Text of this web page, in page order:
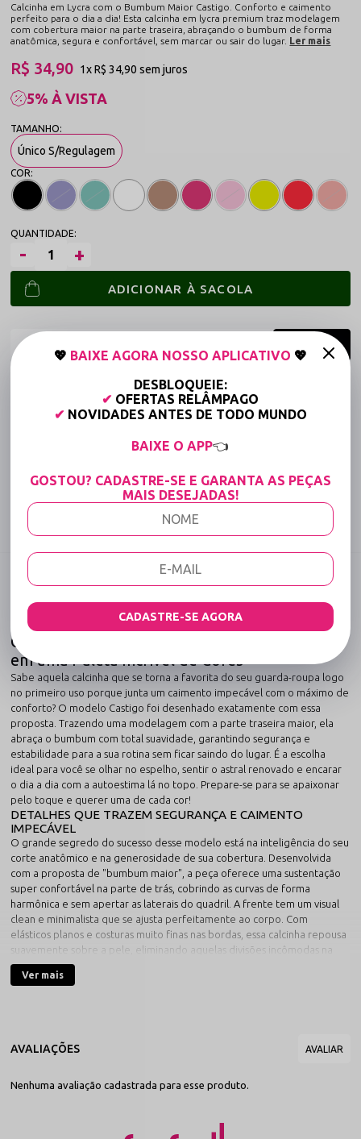
Calcinha em Lycra com o Bumbum Maior Castigo. Conforto e caimento
perfeito para o dia a dia! Esta calcinha em lycra premium traz modelagem
com cobertura maior na parte traseira, abraçando o bumbum de forma
anatômica, segura e confortável, sem marcar ou sair do lugar. Ler mais
5% À VISTA
R$ 34,90 1xR$ 34,90sem juros
Único S/Regulagem
ADICIONAR À SACOLA
Frete grátis a partir de R$149,90 (Varejo)*
Até 6x Sem Juros (Varejo)
15% OFF para Compras Acima de R$400,00 (Varejo)
Tabela de medidas
Compartilhe:
Calcinha em Lycra com o Bumbum Maior
Castigo: O Conforto e a Modelagem Perfeita
em uma Paleta Incrível de Cores
Sabe aquela calcinha que se torna a favorita do seu guarda-roupa logo
no primeiro uso porque junta um caimento impecável com o máximo de
conforto? O modelo Castigo foi desenhado exatamente com essa
proposta. Trazendo uma modelagem com a parte traseira maior, ela
abraça o bumbum com total suavidade, garantindo segurança e
estabilidade para a sua rotina sem ficar saindo do lugar. É a escolha
ideal para você se olhar no espelho, sentir o astral renovado e encarar
o dia a dia com a autoestima lá no topo. Prepare-se para se apaixonar
pelo toque e querer uma de cada cor!
DETALHES QUE TRAZEM SEGURANÇA E CAIMENTO
IMPECÁVEL
O grande segredo do sucesso desse modelo está na inteligência do seu
corte anatômico e na generosidade de sua cobertura. Desenvolvida
com a proposta de "bumbum maior", a peça oferece uma sustentação
super confortável na parte de trás, cobrindo as curvas de forma
harmônica e sem apertar as laterais do quadril. A frente tem um visual
clean e minimalista que se ajusta perfeitamente ao corpo. Com
elásticos planos e costuras muito finas nas bordas, essa calcinha repousa
suavemente sobre a pele, eliminando aquelas divisões incômodas na
silhueta e garantindo um contorno lindo com extremo glamour.
Um Arco-Íris no Seu Closet: Mais de 9 Cores Incríveis!
Branco Radiante:
Luminoso, fresco e essencial para o seu dia a
Vermelho Intenso:Vibrante, poderoso e cheio de energia
Ver mais
Nenhuma avaliação cadastrada para esse produto.
💖 BAIXE AGORA NOSSO APLICATIVO 💖
DESBLOQUEIE:
✔ OFERTAS RELÂMPAGO
✔ NOVIDADES ANTES DE TODO MUNDO
BAIXE O APP👈
GOSTOU? CADASTRE-SE E GARANTA AS PEÇAS
MAIS DESEJADAS!
CADASTRE-SE AGORA